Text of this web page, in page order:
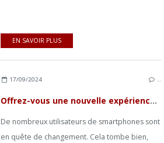
EN SAVOIR PLUS
17/09/2024 …
Offrez-vous une nouvelle expérience mobile en changeant d'opérateur et de Smartphone
De nombreux utilisateurs de smartphones sont
en quête de changement. Cela tombe bien,